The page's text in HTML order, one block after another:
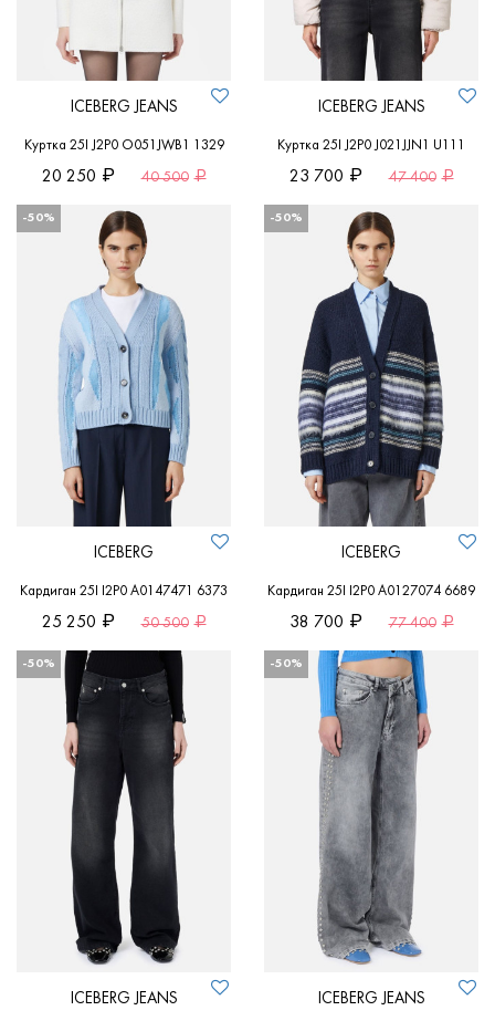
ICEBERG JEANS
Куртка 25I J2P0 O051JWB1 1329
20 250 40 500
ICEBERG JEANS
Куртка 25I J2P0 J021JJN1 U111
23 700 47 400
-50%
ICEBERG
Кардиган 25I I2P0 A0147471 6373
25 250 50 500
-50%
ICEBERG
Кардиган 25I I2P0 A0127074 6689
38 700 77 400
-50%
ICEBERG JEANS
-50%
ICEBERG JEANS